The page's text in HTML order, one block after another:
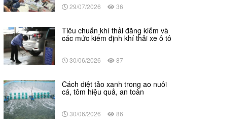
29/07/2026 36
Tiêu chuẩn khí thải đăng kiểm và
các mức kiểm định khí thải xe ô tô
30/06/2026 87
Cách diệt tảo xanh trong ao nuôi
cá, tôm hiệu quả, an toàn
30/06/2026 86